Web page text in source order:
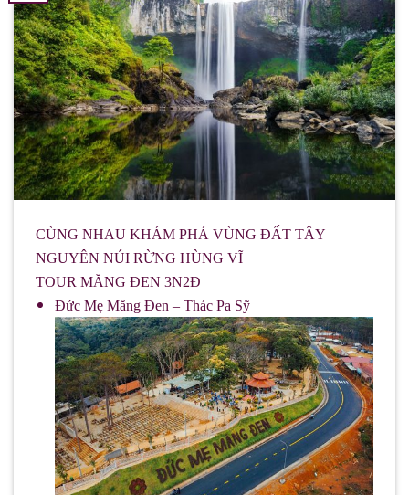
CÙNG NHAU KHÁM PHÁ VÙNG ĐẤT TÂY
NGUYÊN NÚI RỪNG HÙNG VĨ
TOUR MĂNG ĐEN 3N2Đ
Đức Mẹ Măng Đen – Thác Pa Sỹ